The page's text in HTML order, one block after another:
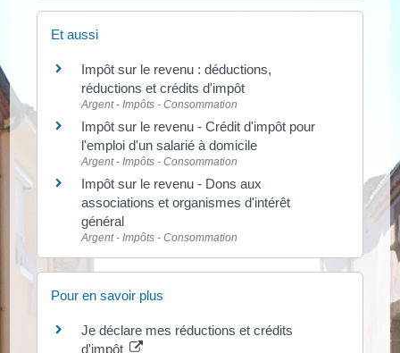
Et aussi
Impôt sur le revenu : déductions,
réductions et crédits d'impôt
Argent - Impôts - Consommation
Impôt sur le revenu - Crédit d'impôt pour
l'emploi d'un salarié à domicile
Argent - Impôts - Consommation
Impôt sur le revenu - Dons aux
associations et organismes d'intérêt
général
Argent - Impôts - Consommation
Pour en savoir plus
Je déclare mes réductions et crédits
d'impôt